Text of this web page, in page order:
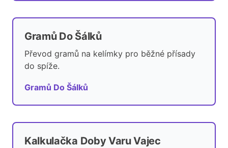
Gramů Do Šálků
Převod gramů na kelímky pro běžné přísady
do spíže.
Gramů Do Šálků
Kalkulačka Doby Varu Vajec